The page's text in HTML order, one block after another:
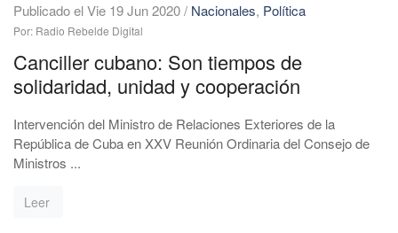
Publicado el Vie 19 Jun 2020/ Nacionales, Política
Por: Radio Rebelde Digital
Canciller cubano: Son tiempos de
solidaridad, unidad y cooperación
Intervención del Ministro de Relaciones Exteriores de la
República de Cuba en XXV Reunión Ordinaria del Consejo de
Ministros ...
Leer